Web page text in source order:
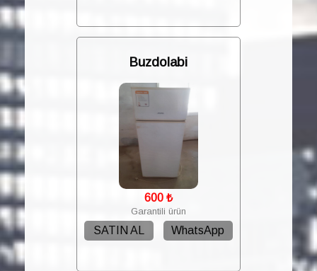
Buzdolabi
600₺
Garantili ürün
SATIN AL WhatsApp